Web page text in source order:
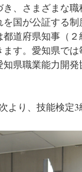
き、さまざまな
国が公証する
道府県知事（
す。愛知県で
県職業能力開
より、技能検定